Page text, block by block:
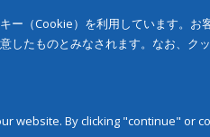
ー（Cookie）を利用しています。
たものとみなされます。なお、ク
website. By clicking "continue" or